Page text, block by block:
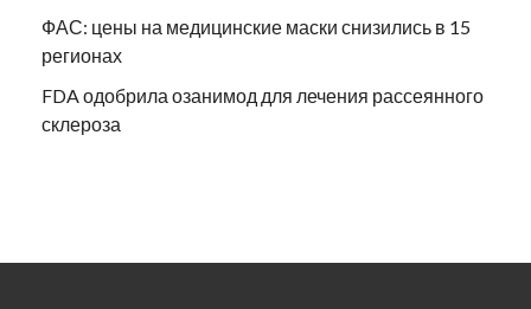
ФАС: цены на медицинские маски снизились в 15
регионах
FDA одобрила озанимод для лечения рассеянного
склероза